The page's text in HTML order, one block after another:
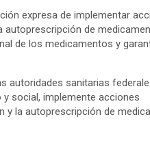
expresa de implementar
autoprescripción de
de los medicamentos y
autoridades sanitarias
social, implemente acciones
y la autoprescripción de